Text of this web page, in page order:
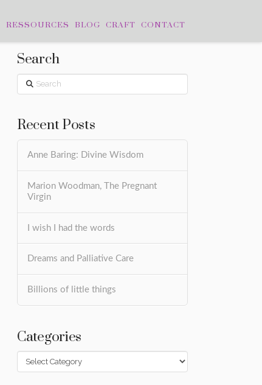
RESSOURCES BLOG CRAFT CONTACT
Search
Search
Recent Posts
Anne Baring: Divine Wisdom
Marion Woodman, The Pregnant
Virgin
I wish I had the words
Dreams and Palliative Care
Billions of little things
Categories
Categories